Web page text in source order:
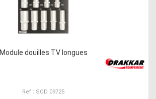
Module douilles TV longues
Ref : SOD 09725